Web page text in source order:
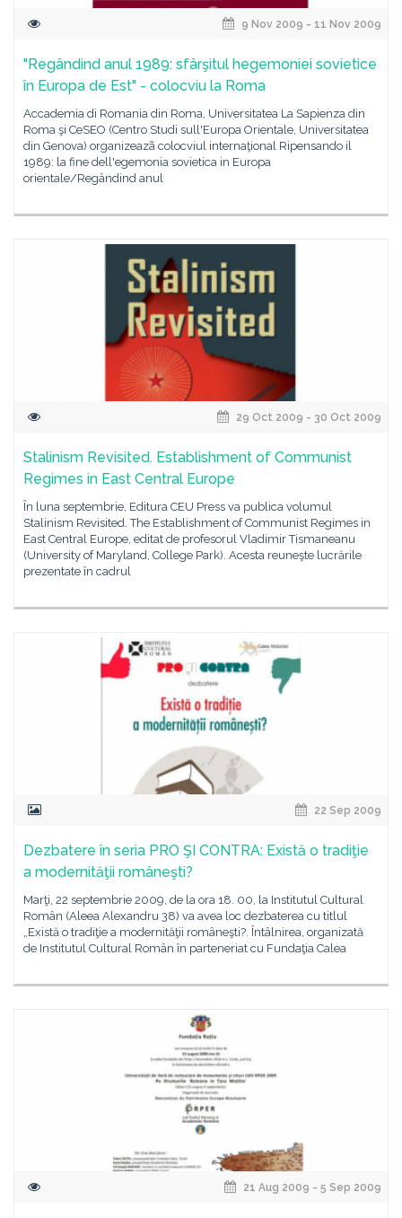
9 Nov 2009 - 11 Nov 2009
"Regândind anul 1989: sfârşitul hegemoniei sovietice
în Europa de Est" - colocviu la Roma
Accademia di Romania din Roma, Universitatea La Sapienza din
Roma şi CeSEO (Centro Studi sull'Europa Orientale, Universitatea
din Genova) organizeazã colocviul internaţional Ripensando il
1989: la fine dell'egemonia sovietica in Europa
orientale/Regândind anul
29 Oct 2009 - 30 Oct 2009
Stalinism Revisited. Establishment of Communist
Regimes in East Central Europe
În luna septembrie, Editura CEU Press va publica volumul
Stalinism Revisited. The Establishment of Communist Regimes in
East Central Europe, editat de profesorul Vladimir Tismaneanu
(University of Maryland, College Park). Acesta reuneşte lucrările
prezentate în cadrul
22 Sep 2009
Dezbatere în seria PRO ŞI CONTRA: Există o tradiţie
a modernităţii româneşti?
Marţi, 22 septembrie 2009, de la ora 18. 00, la Institutul Cultural
Român (Aleea Alexandru 38) va avea loc dezbaterea cu titlul
„Există o tradiţie a modernităţii româneşti?. Întâlnirea, organizată
de Institutul Cultural Român în parteneriat cu Fundaţia Calea
21 Aug 2009 - 5 Sep 2009